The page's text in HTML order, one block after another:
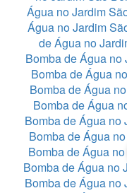
Água no Jardim
Água no Jardim
de Água no
Bomba de Água no
Bomba de Água
Bomba de Água
Bomba de Água
Bomba de Água no
Bomba de Água
Bomba de Água
Bomba de Água no
Bomba de Água no